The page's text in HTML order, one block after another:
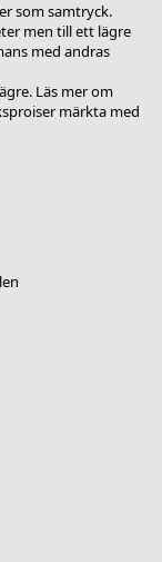
som samtryck.
men till ett lägre
med andras
Läs mer om
märkta med